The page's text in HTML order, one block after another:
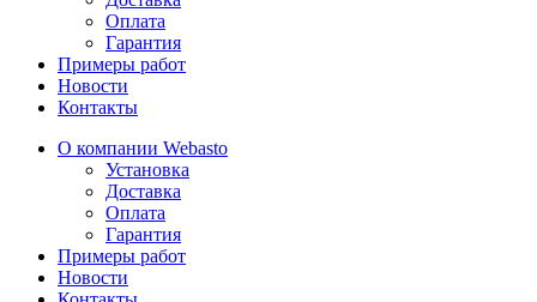
Оплата
Гарантия
Примеры работ
Новости
Контакты
О компании Webasto
Установка
Доставка
Оплата
Гарантия
Примеры работ
Новости